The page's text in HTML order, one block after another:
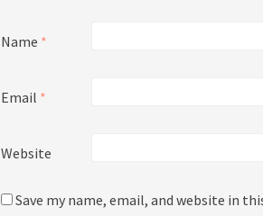
Name *
Email *
Website
Save my name, email, and website in